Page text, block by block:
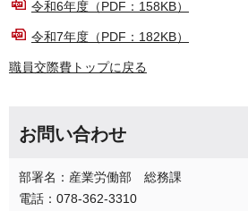
令和6年度（PDF：158KB）
令和7年度（PDF：182KB）
職員交際費トップに戻る
お問い合わせ
部署名：産業労働部 総務課
電話：078-362-3310